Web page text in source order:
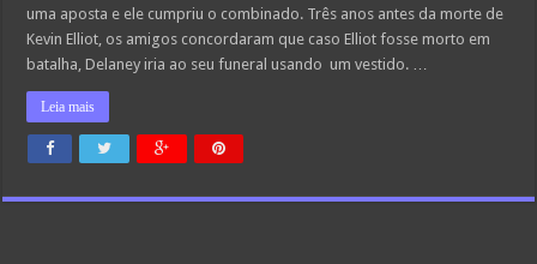
Funeral
seu
melhor
uma aposta e ele cumpriu o combinado. Três anos antes da morte de
Kevin Elliot, os amigos concordaram que caso Elliot fosse morto em
batalha, Delaney iria ao seu funeral usando um vestido. …
Leia mais